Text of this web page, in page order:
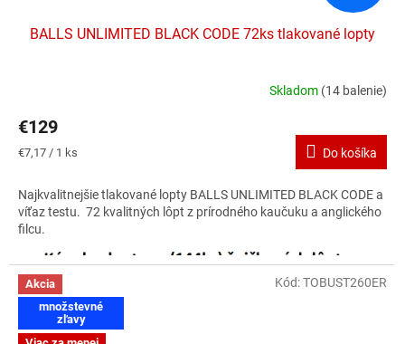
BALLS UNLIMITED BLACK CODE 72ks tlakované lopty
produktu
2,7
5
hviezdičiek.
Skladom (14 balenie)
€129
Jednotková
€7,17 / 1 ks Do košíka
Najkvalitnejšie tlakované lopty BALLS UNLIMITED BLACK CODE a
víťaz testu. 72 kvalitných lôpt z prírodného kaučuku a anglického
filcu.
Akcia
množstevné
zľavy
Kód:TOBUST260ER